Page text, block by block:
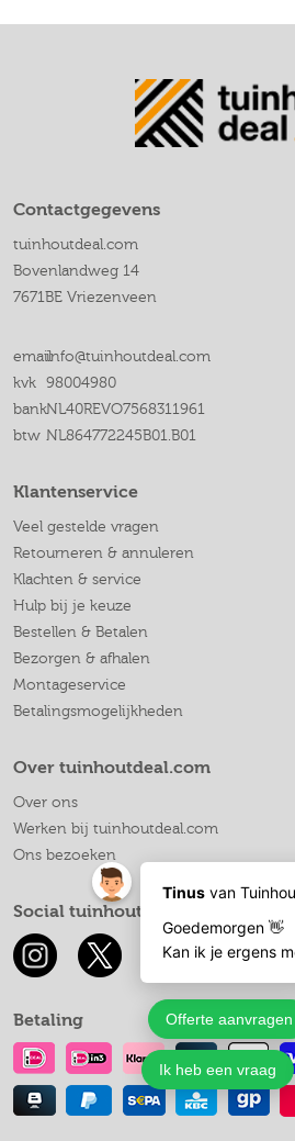
Contactgegevens
tuinhoutdeal.com
Bovenlandweg 14
7671BE Vriezenveen
emailinfo@tuinhoutdeal.com
kvk 98004980
bankNL40REVO7568311961
btw NL864772245B01.B01
Klantenservice
Veel gestelde vragen
Retourneren & annuleren
Klachten & service
Hulp bij je keuze
Bestellen & Betalen
Bezorgen & afhalen
Montageservice
Betalingsmogelijkheden
Over tuinhoutdeal.com
Over ons
Werken bij tuinhoutdeal.com
Ons bezoeken
Social tuinhoutdeal.com
Betaling